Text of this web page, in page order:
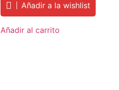
was:
$1,870.00.
is:
$1,640.00.
Añadir a la wishlist
Añadir al carrito